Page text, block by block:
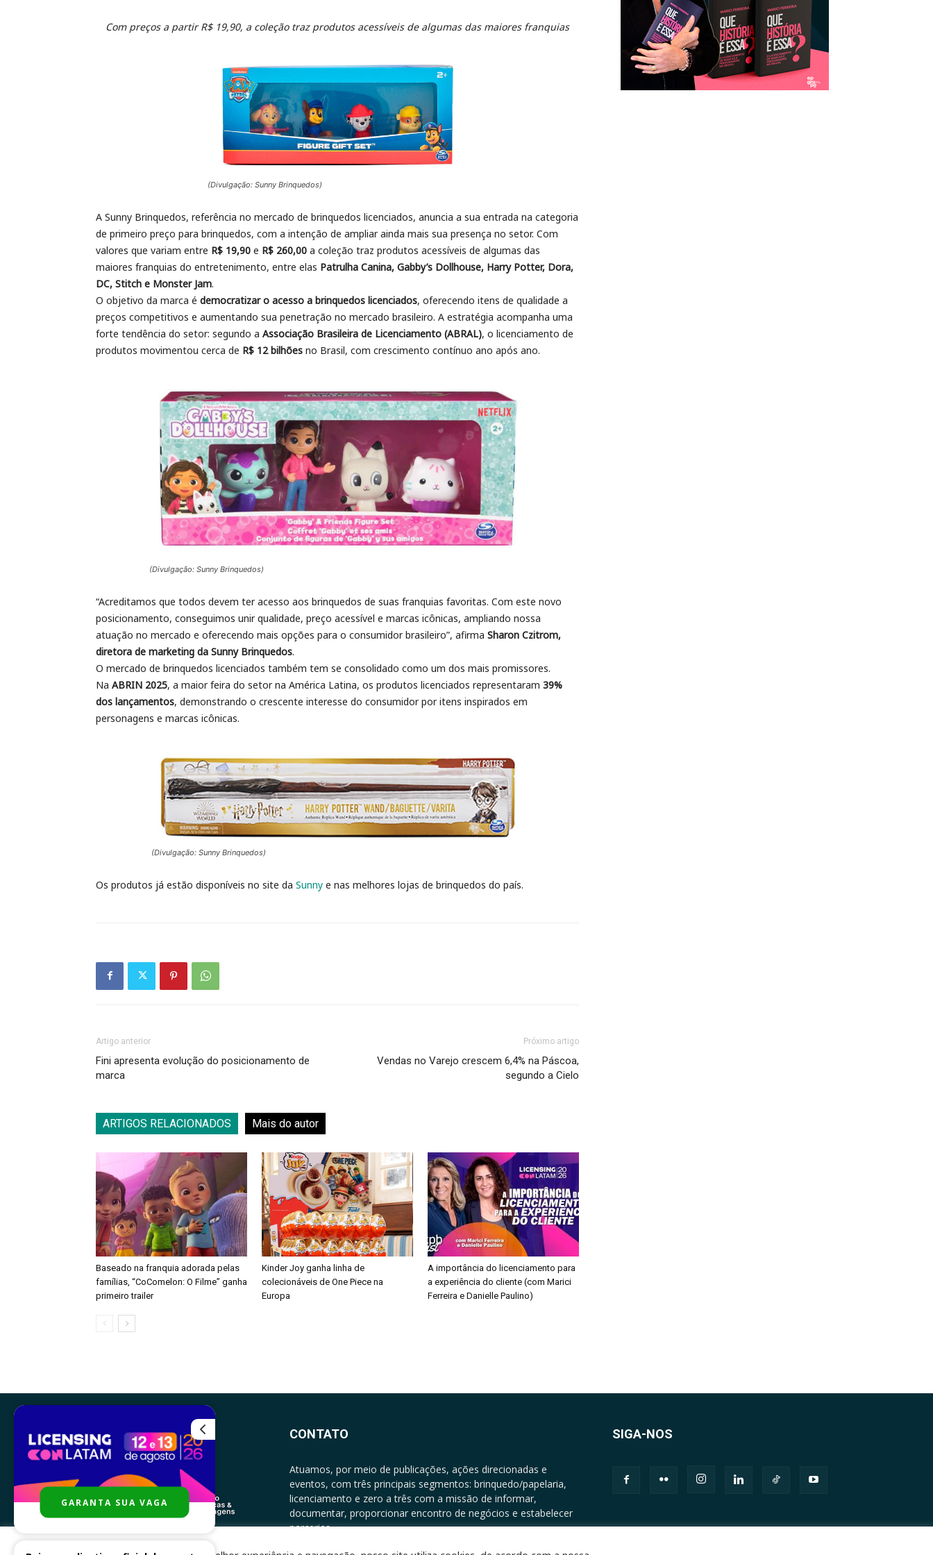
Com preços a partir R$ 19,90, a coleção traz produtos acessíveis de algumas das maiores franquias
(Divulgação: Sunny Brinquedos)
A Sunny Brinquedos, referência no mercado de brinquedos licenciados, anuncia a sua entrada na categoria
de primeiro preço para brinquedos, com a intenção de ampliar ainda mais sua presença no setor. Com
valores que variam entre R$ 19,90 e R$ 260,00 a coleção traz produtos acessíveis de algumas das
maiores franquias do entretenimento, entre elas Patrulha Canina, Gabby’s Dollhouse, Harry Potter, Dora,
DC, Stitch e Monster Jam.
O objetivo da marca é democratizar o acesso a brinquedos licenciados, oferecendo itens de qualidade a
preços competitivos e aumentando sua penetração no mercado brasileiro. A estratégia acompanha uma
forte tendência do setor: segundo a Associação Brasileira de Licenciamento (ABRAL), o licenciamento de
produtos movimentou cerca de R$ 12 bilhões no Brasil, com crescimento contínuo ano após ano.
(Divulgação: Sunny Brinquedos)
“Acreditamos que todos devem ter acesso aos brinquedos de suas franquias favoritas. Com este novo
posicionamento, conseguimos unir qualidade, preço acessível e marcas icônicas, ampliando nossa
atuação no mercado e oferecendo mais opções para o consumidor brasileiro”, afirma Sharon Czitrom,
diretora de marketing da Sunny Brinquedos.
O mercado de brinquedos licenciados também tem se consolidado como um dos mais promissores.
Na ABRIN 2025, a maior feira do setor na América Latina, os produtos licenciados representaram 39%
dos lançamentos, demonstrando o crescente interesse do consumidor por itens inspirados em
personagens e marcas icônicas.
(Divulgação: Sunny Brinquedos)
Os produtos já estão disponíveis no site da Sunny e nas melhores lojas de brinquedos do país.
Artigo anterior
Fini apresenta evolução do posicionamento de
marca
Próximo artigo
Vendas no Varejo crescem 6,4% na Páscoa,
segundo a Cielo
ARTIGOS RELACIONADOS Mais do autor
Baseado na franquia adorada pelas
famílias, “CoComelon: O Filme” ganha
primeiro trailer
Kinder Joy ganha linha de
colecionáveis de One Piece na
Europa
A importância do licenciamento para
a experiência do cliente (com Marici
Ferreira e Danielle Paulino)
CONTATO
Atuamos, por meio de publicações, ações direcionadas e
eventos, com três principais segmentos: brinquedo/papelaria,
licenciamento e zero a três com a missão de informar,
documentar, proporcionar encontro de negócios e estabelecer
parcerias.
SIGA-NOS
GARANTA SUA VAGA